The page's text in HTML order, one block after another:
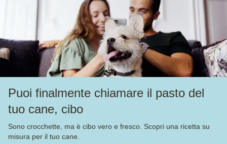
Puoi finalmente chiamare il pasto del
tuo cane, cibo
Sono crocchette, ma è cibo vero e fresco. Scopri una ricetta su
misura per il tuo cane.